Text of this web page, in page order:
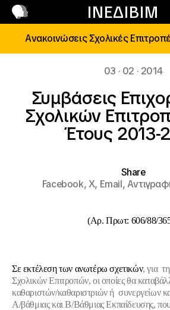
ΙΝΕΔΙΒΙΜ
Επικοινωνία
Ανακοινώσεις Σχολικές
03 · 02 · 2014
Συμβάσεις
Σχολικών
Έτους 2013-
Share
Facebook,X, Email,
(Αρ. Πρωτ: 606/88/
Σε εκτέλεση των ανωτέρω σχετικών, για
Σχολικών Επιτροπών, οι οποίες θα
καθαριστών/καθαριστριών ή συνεργείων
Α/βάθμιας και Β/Βάθμιας Εκπαίδευσης,